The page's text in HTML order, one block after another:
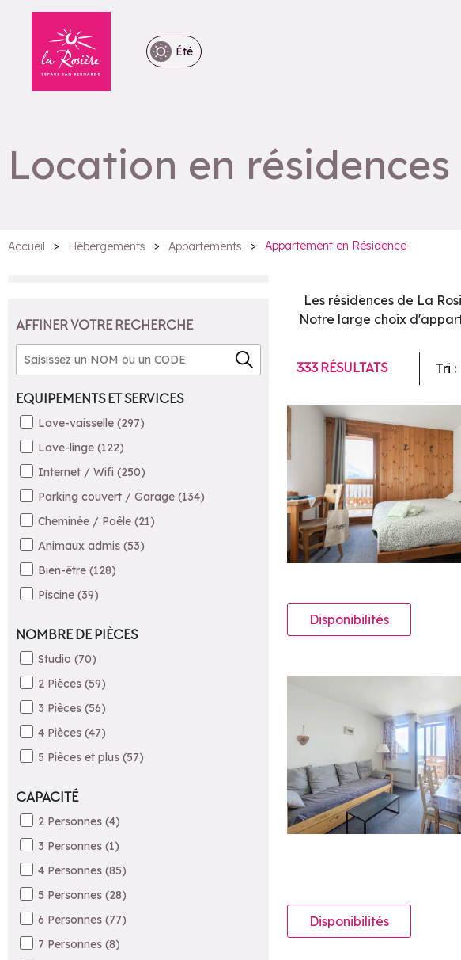
Été
Location en
Accueil > Hébergements > Appartements > Appartement en Résidence
AFFINER VOTRE RECHERCHE
EQUIPEMENTS ET SERVICES
Lave-vaisselle (297)
Lave-linge (122)
Internet / Wifi (250)
Parking couvert / Garage (134)
Cheminée / Poêle (21)
Animaux admis (53)
Bien-être (128)
Piscine (39)
NOMBRE DE PIÈCES
Studio (70)
2 Pièces (59)
3 Pièces (56)
4 Pièces (47)
5 Pièces et plus (57)
CAPACITÉ
2 Personnes (4)
3 Personnes (1)
4 Personnes (85)
5 Personnes (28)
6 Personnes (77)
7 Personnes (8)
Les résidences de La
Notre large choix
333RÉSULTATS Tri :
Disponibilités
Disponibilités